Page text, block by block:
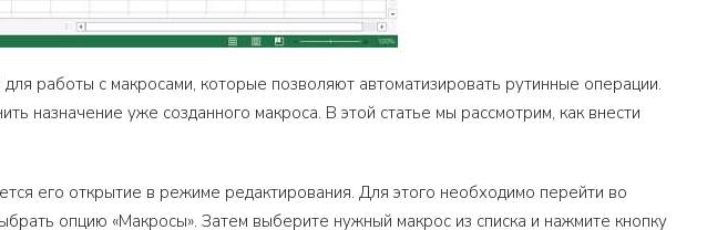
работы с макросами, которые позволяют автоматизировать рутинные операции.
назначение уже созданного макроса. В этой статье мы рассмотрим, как внести
его открытие в режиме редактирования. Для этого необходимо перейти во
опцию «Макросы». Затем выберите нужный макрос из списка и нажмите кнопку